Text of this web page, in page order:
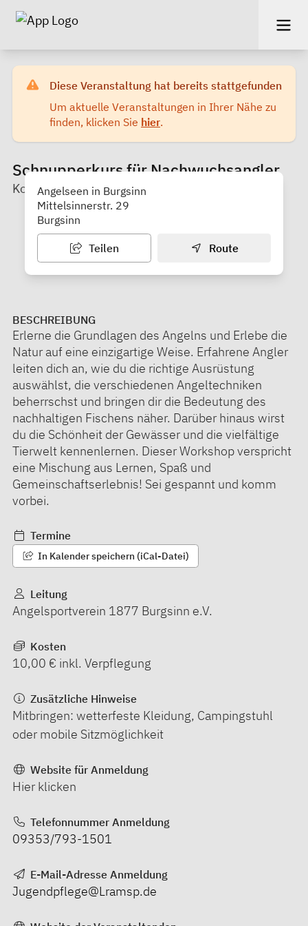
Diese Veranstaltung hat bereits stattgefunden
Um aktuelle Veranstaltungen in Ihrer Nähe zu
finden, klicken Sie hier.
Schnupperkurs für Nachwuchsangler
Kommunale Jugendarbeit Main Spessart
Angelseen in Burgsinn
Mittelsinnerstr. 29
Burgsinn
Teilen Route
BESCHREIBUNG
Erlerne die Grundlagen des Angelns und Erlebe die
Natur auf eine einzigartige Weise. Erfahrene Angler
leiten dich an, wie du die richtige Ausrüstung
auswählst, die verschiedenen Angeltechniken
beherrschst und bringen dir die Bedeutung des
nachhaltigen Fischens näher. Darüber hinaus wirst
du die Schönheit der Gewässer und die vielfältige
Tierwelt kennenlernen. Dieser Workshop verspricht
eine Mischung aus Lernen, Spaß und
Gemeinschaftserlebnis! Sei gespannt und komm
vorbei.
Termine
In Kalender speichern (iCal-Datei)
Leitung
Angelsportverein 1877 Burgsinn e.V.
Kosten
10,00 € inkl. Verpflegung
Zusätzliche Hinweise
Mitbringen: wetterfeste Kleidung, Campingstuhl
oder mobile Sitzmöglichkeit
Website für Anmeldung
Hier klicken
Telefonnummer Anmeldung
09353/793-1501
E-Mail-Adresse Anmeldung
Jugendpflege@Lramsp.de